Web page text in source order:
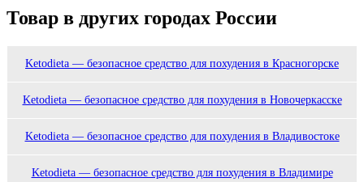
Товар в других городах России
Ketodieta — безопасное средство для похудения в Красногорске
Ketodieta — безопасное средство для похудения в Новочеркасске
Ketodieta — безопасное средство для похудения в Владивостоке
Ketodieta — безопасное средство для похудения в Владимире